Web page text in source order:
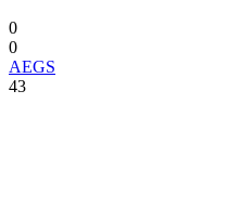
0
0
AEGS
43